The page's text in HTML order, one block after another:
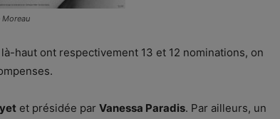
Moreau
haut ont respectivement 13 et 12 nominations, on
et présidée par Vanessa Paradis. Par ailleurs, un